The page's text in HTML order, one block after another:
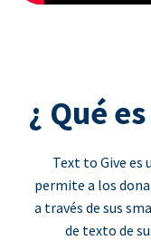
¿ Qué
Text to Give es
permite a los
a través de sus
de texto de